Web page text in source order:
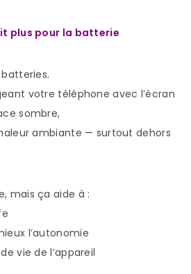
plus pour la batterie
votre téléphone avec l’écran
sombre,
ambiante — surtout dehors
mais ça aide à :
l’autonomie
vie de l’appareil